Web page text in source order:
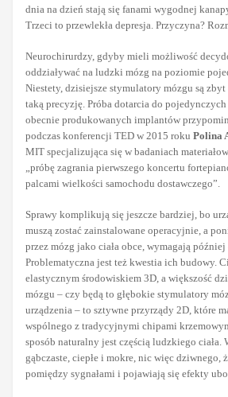
dnia na dzień stają się fanami wygodnej
Trzeci to przewlekła depresja. Przyczyna?
Neurochirurdzy, gdyby mieli możliwość
oddziaływać na ludzki mózg na poziomie
Niestety, dzisiejsze stymulatory mózgu są
taką precyzję. Próba dotarcia do
obecnie produkowanych implantów
podczas konferencji TED w 2015 roku Polina
MIT specjalizująca się w badaniach
„próbę zagrania pierwszego koncertu
palcami wielkości samochodu dostawczego”.
Sprawy komplikują się jeszcze bardziej, bo
muszą zostać zainstalowane operacyjnie, a
przez mózg jako ciała obce, wymagają
Problematyczna jest też kwestia ich budowy.
elastycznym środowiskiem 3D, a większość
mózgu – czy będą to głębokie stymulatory
urządzenia – to sztywne przyrządy 2D, które
wspólnego z tradycyjnymi chipami
sposób naturalny jest częścią ludzkiego ciała.
gąbczaste, ciepłe i mokre, nic więc dziwnego,
pomiędzy sygnałami i pojawiają się efekty